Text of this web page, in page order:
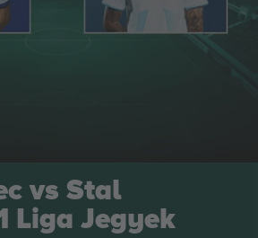
vs Stal
Liga Jegyek